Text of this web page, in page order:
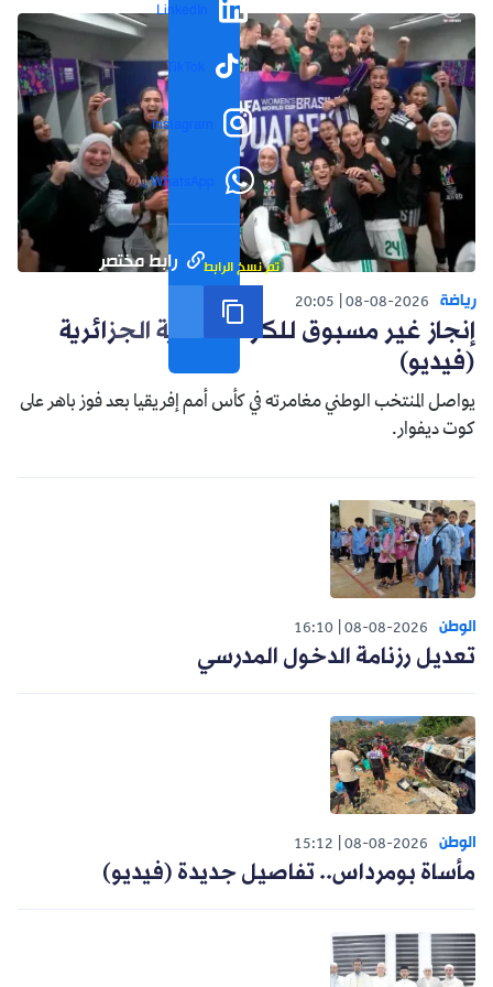
LinkedIn
TikTok
Instagram
WhatsApp
رابط مختصر تم نسخ الرابط
رياضة 08-08-2026
20:05
إنجاز غير مسبوق للكرة النسوية الجزائرية
(فيديو)
يواصل المنتخب الوطني مغامرته في كأس أمم إفريقيا بعد فوز باهر على
كوت ديفوار.
الوطن 08-08-2026
16:10
تعديل رزنامة الدخول المدرسي
الوطن 08-08-2026
15:12
مأساة بومرداس.. تفاصيل جديدة (فيديو)